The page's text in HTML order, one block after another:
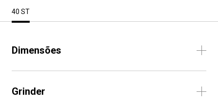
40 ST
Dimensões
Grinder